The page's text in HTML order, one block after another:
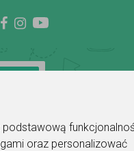
podstawową
oraz personalizować